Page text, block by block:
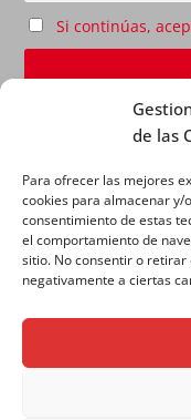
de las
Para ofrecer las mejores
cookies para almacenar y/
consentimiento de estas
el comportamiento de
sitio. No consentir o
negativamente a ciertas
Si continúas,
AVISO LEGAL|